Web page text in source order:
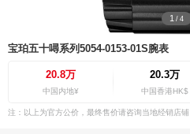
1 / 4
宝珀五十噚系列5054-0153-01S腕表
20.8万
中国内地¥
20.3万
中国香港HK$
注：以上为官方公价，最终售价请咨询当地经销店铺